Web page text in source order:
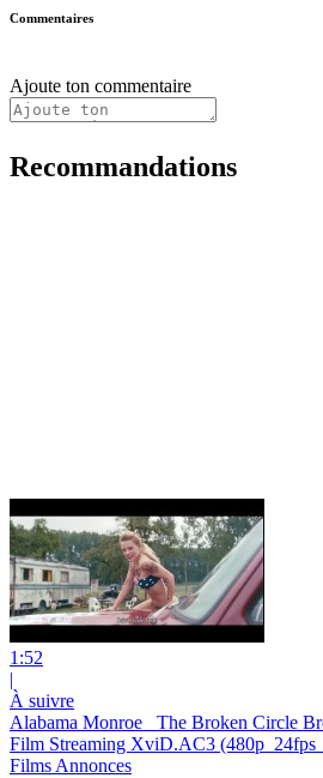
Commentaires
Ajoute ton commentaire
Recommandations
1:52
|
À suivre
Alabama Monroe _The Broken Circle
Film Streaming XviD.AC3
Films Annonces